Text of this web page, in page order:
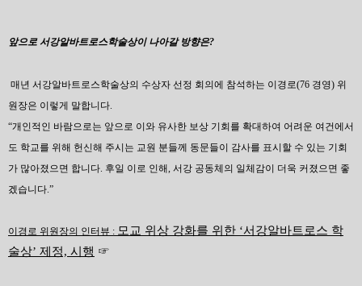
앞으로 서강알바트로스학술상이 나아갈 방향은?
매년 서강알바트로스학술상의 수상자 선정 회의에 참석하는 이경로(76 경영) 위
원장은 이렇게 말합니다.
“개인적인 바람으로는 앞으로 이와 유사한 보상 기회를 확대하여 어려운 여건에서
도 학교를 위해 헌신해 주시는 교원 분들께 동문들이 감사를 표시할 수 있는 기회
가 많아졌으면 합니다. 후일 이로 인해, 서강 공동체의 일체감이 더욱 커졌으면 좋
겠습니다.”
이경로 위원장의 인터뷰 : 모교 위상 강화를 위한 ‘서강알바트로스 학
술상’ 제정, 시행 ☞